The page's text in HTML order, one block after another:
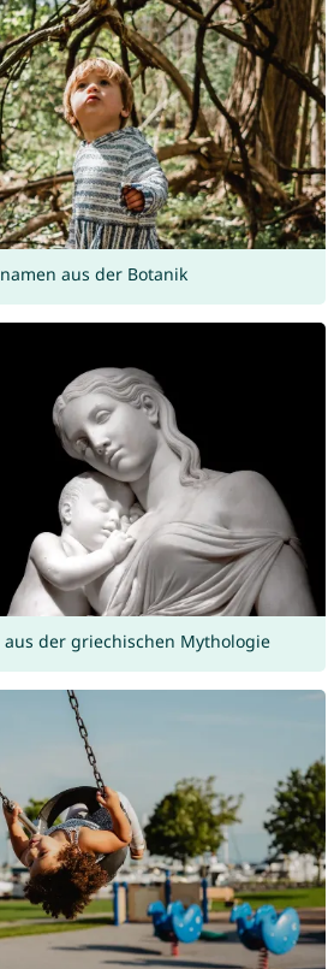
aus der Botanik
der griechischen Mythologie